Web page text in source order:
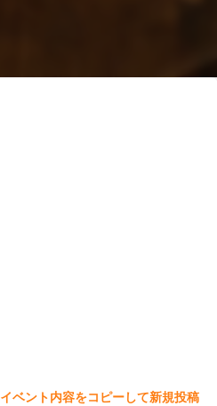
イベント内容をコピーして新規投稿